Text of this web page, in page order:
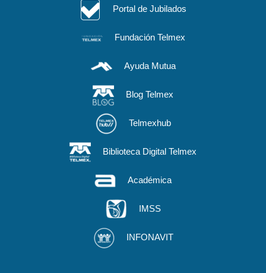
Portal de Jubilados
Fundación Telmex
Ayuda Mutua
Blog Telmex
Telmexhub
Biblioteca Digital Telmex
Académica
IMSS
INFONAVIT